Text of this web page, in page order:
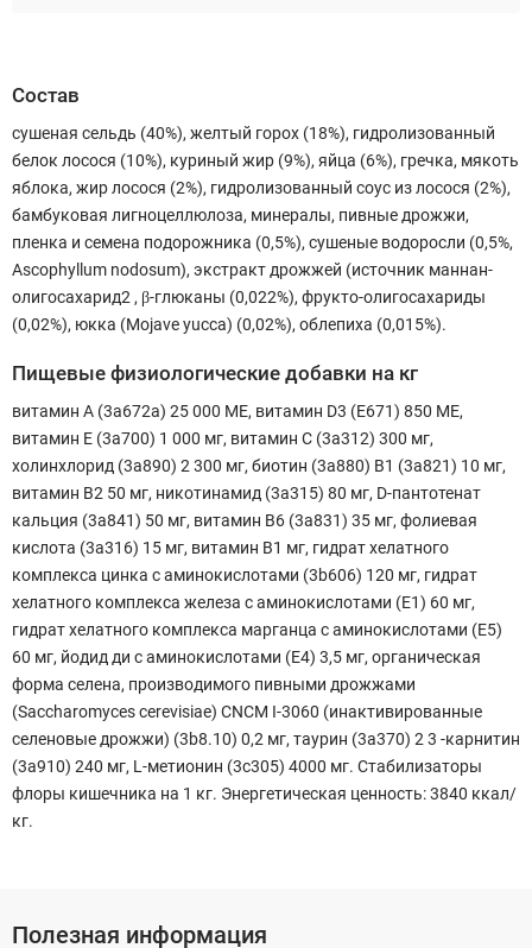
Состав
сушеная сельдь (40%), желтый горох (18%), гидролизованный
белок лосося (10%), куриный жир (9%), яйца (6%), гречка, мякоть
яблока, жир лосося (2%), гидролизованный соус из лосося (2%),
бамбуковая лигноцеллюлоза, минералы, пивные дрожжи,
пленка и семена подорожника (0,5%), сушеные водоросли (0,5%,
Ascophyllum nodosum), экстракт дрожжей (источник маннан-
олигосахарид2 , β-глюканы (0,022%), фрукто-олигосахариды
(0,02%), юкка (Mojave yucca) (0,02%), облепиха (0,015%).
Пищевые физиологические добавки на кг
витамин A (3a672a) 25 000 МЕ, витамин D3 (E671) 850 МЕ,
витамин E (3a700) 1 000 мг, витамин C (3a312) 300 мг,
холинхлорид (3a890) 2 300 мг, биотин (3a880) B1 (3a821) 10 мг,
витамин B2 50 мг, никотинамид (3a315) 80 мг, D-пантотенат
кальция (3a841) 50 мг, витамин B6 (3a831) 35 мг, фолиевая
кислота (3a316) 15 мг, витамин B1 мг, гидрат хелатного
комплекса цинка с аминокислотами (3b606) 120 мг, гидрат
хелатного комплекса железа с аминокислотами (E1) 60 мг,
гидрат хелатного комплекса марганца с аминокислотами (E5)
60 мг, йодид ди с аминокислотами (E4) 3,5 мг, органическая
форма селена, производимого пивными дрожжами
(Saccharomyces cerevisiae) CNCM I-3060 (инактивированные
селеновые дрожжи) (3b8.10) 0,2 мг, таурин (3a370) 2 3 -карнитин
(3a910) 240 мг, L-метионин (3c305) 4000 мг. Стабилизаторы
флоры кишечника на 1 кг. Энергетическая ценность: 3840 ккал/
кг.
Полезная информация